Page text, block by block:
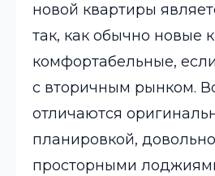
новой квартиры
так, как обычно новые
комфортабельные,
с вторичным рынком.
отличаются
планировкой,
просторными